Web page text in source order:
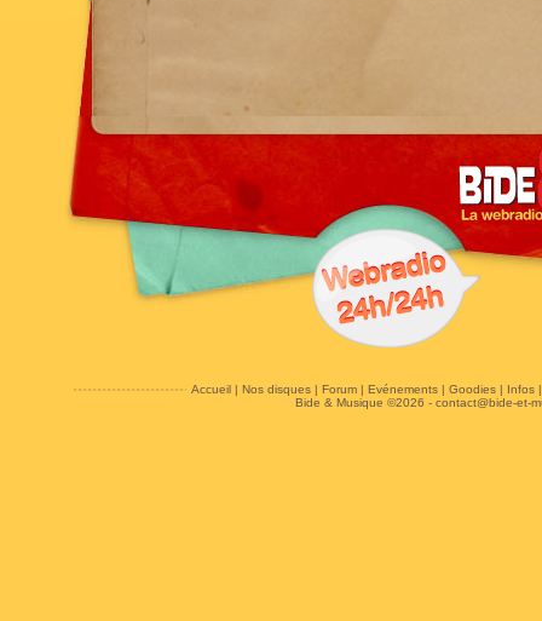
Accueil| Nos disques| Forum| Evénements| Goodies| Infos
Bide & Musique ©2026 - contact@bide-et-